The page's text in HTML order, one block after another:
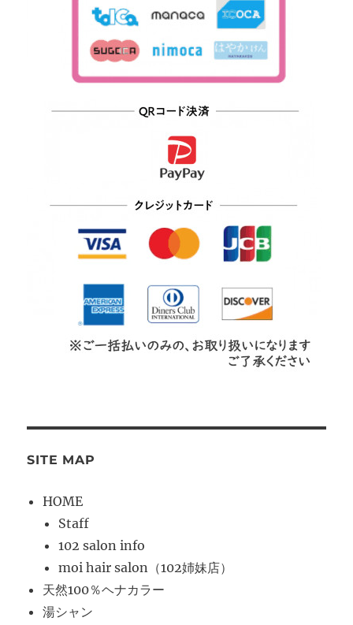
SITE MAP
HOME
Staff
102 salon info
moi hair salon（102姉妹店）
天然100％ヘナカラー
湯シャン